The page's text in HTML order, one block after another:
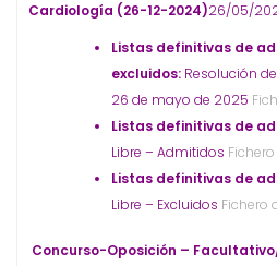
Cardiología (26-12-2024)26/05/
Listas definitivas de
excluidos: Resolución
26 de mayo de 2025
Listas definitivas de
Libre – Admitidos
Listas definitivas de
Libre – Excluidos Fichero
Concurso-Oposición –